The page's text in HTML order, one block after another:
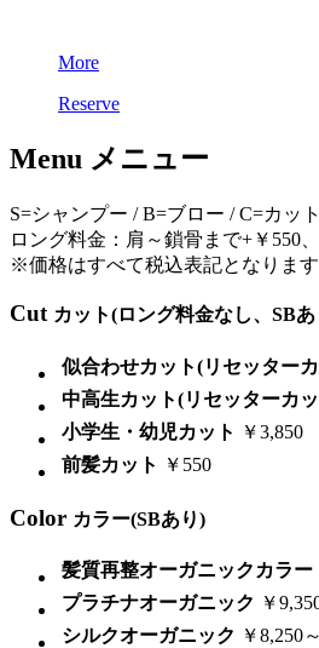
More
Reserve
Menu メニュー
S=シャンプー / B=ブロー / C=カット
ロング料金：肩～鎖骨まで+￥550
※価格はすべて税込表記となります
Cut カット(ロング料金なし、SBあ
似合わせカット(リセッター
中高生カット(リセッターカ
小学生・幼児カット
￥3,850
前髪カット
￥550
Color カラー(SBあり)
髪質再整オーガニックカラー
プラチナオーガニック ￥
シルクオーガニック ￥8,250～